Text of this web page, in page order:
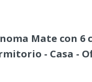
Mate con 6
- Casa -